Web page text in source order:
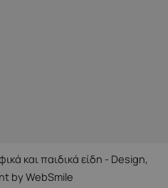
και παιδικά είδη - Design,
byWebSmile